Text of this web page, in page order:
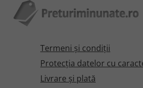
Termeni şi condiţii
Protecţia datelor cu
Livrare și plată